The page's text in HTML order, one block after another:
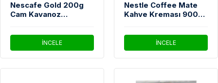
Nescafe Gold 200g
Cam Kavanoz
İNCELE
Nestle Coffee Mate
Kahve Kreması 900
İNCELE